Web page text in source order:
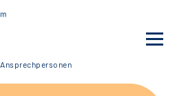
Ansprechpersonen